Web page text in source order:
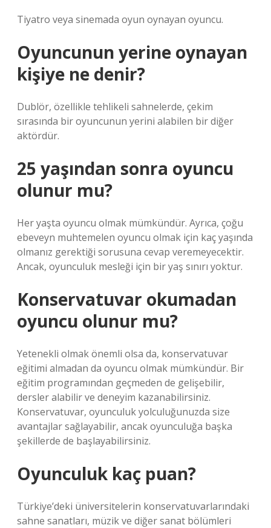
Tiyatro veya sinemada oyun oynayan oyuncu.
Oyuncunun yerine oynayan
kişiye ne denir?
Dublör, özellikle tehlikeli sahnelerde, çekim
sırasında bir oyuncunun yerini alabilen bir diğer
aktördür.
25 yaşından sonra oyuncu
olunur mu?
Her yaşta oyuncu olmak mümkündür. Ayrıca, çoğu
ebeveyn muhtemelen oyuncu olmak için kaç yaşında
olmanız gerektiği sorusuna cevap veremeyecektir.
Ancak, oyunculuk mesleği için bir yaş sınırı yoktur.
Konservatuvar okumadan
oyuncu olunur mu?
Yetenekli olmak önemli olsa da, konservatuvar
eğitimi almadan da oyuncu olmak mümkündür. Bir
eğitim programından geçmeden de gelişebilir,
dersler alabilir ve deneyim kazanabilirsiniz.
Konservatuvar, oyunculuk yolculuğunuzda size
avantajlar sağlayabilir, ancak oyunculuğa başka
şekillerde de başlayabilirsiniz.
Oyunculuk kaç puan?
Türkiye’deki üniversitelerin konservatuvarlarındaki
sahne sanatları, müzik ve diğer sanat bölümleri